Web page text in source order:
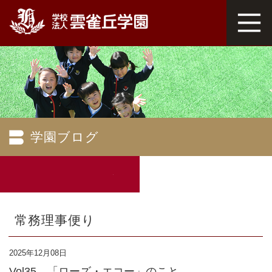
学園ブログ
常務理事便り
2025年12月08日